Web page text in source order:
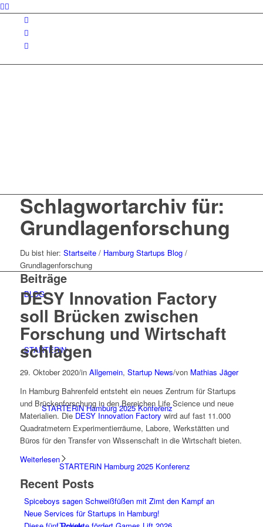
BLOG
STARTERiN
STARTERiN Hamburg 2025 Konferenz
STARTERiN Hamburg 2025 Konferenz
Schlagwortarchiv für:
Grundlagenforschung
Du bist hier: Startseite / Hamburg Startups Blog /
Grundlagenforschung
Beiträge
DESY Innovation Factory
soll Brücken zwischen
Forschung und Wirtschaft
schlagen
29. Oktober 2020/in Allgemein, Startup News/von Mathias Jäger
In Hamburg Bahrenfeld entsteht ein neues Zentrum für Startups
und Brückenforschung in den Bereichen Life Science und neue
Materialien. Die DESY Innovation Factory wird auf fast 11.000
Quadratmetern Experimentierräume, Labore, Werkstätten und
Büros für den Transfer von Wissenschaft in die Wirtschaft bieten.
Weiterlesen
Recent Posts
Spiceboys sagen Schweißfüßen mit Zimt den Kampf an
Neue Services für Startups in Hamburg!